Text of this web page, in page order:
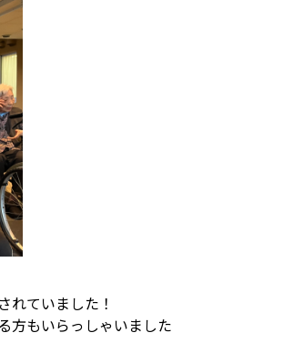
れていました！
方もいらっしゃいました